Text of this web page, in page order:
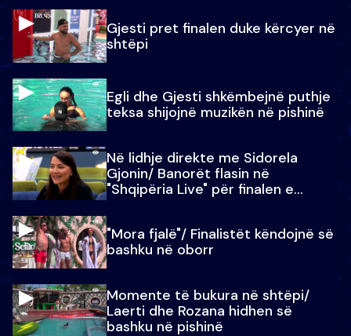
Gjesti pret finalen duke kërcyer në
shtëpi
Egli dhe Gjesti shkëmbejnë puthje
teksa shijojnë muzikën në pishinë
Në lidhje direkte me Sidorela
Gjonin/ Banorët flasin në
"Shqipëria Live" për finalen e
"Mora fjalë"/ Finalistët këndojnë së
bashku në oborr
Momente të bukura në shtëpi/
Laerti dhe Rozana hidhen së
bashku në pishinë